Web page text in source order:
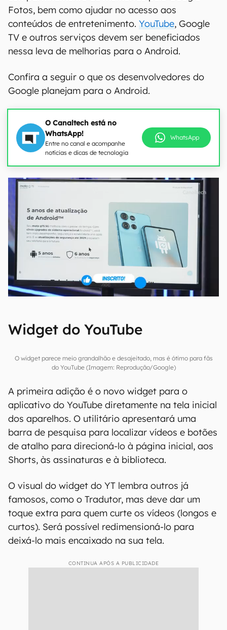
Fotos, bem como ajudar no acesso aos
conteúdos de entretenimento. YouTube, Google
TV e outros serviços devem ser beneficiados
nessa leva de melhorias para o Android.
Confira a seguir o que os desenvolvedores do
Google planejam para o Android.
O Canaltech está no
WhatsApp!
Entre no canal e acompanhe
notícias e dicas de tecnologia
WhatsApp
Widget do YouTube
O widget parece meio grandalhão e desajeitado, mas é ótimo para fãs
do YouTube (Imagem: Reprodução/Google)
A primeira adição é o novo widget para o
aplicativo do YouTube diretamente na tela inicial
dos aparelhos. O utilitário apresentará uma
barra de pesquisa para localizar vídeos e botões
de atalho para direcioná-lo à página inicial, aos
Shorts, às assinaturas e à biblioteca.
O visual do widget do YT lembra outros já
famosos, como o Tradutor, mas deve dar um
toque extra para quem curte os vídeos (longos e
curtos). Será possível redimensioná-lo para
deixá-lo mais encaixado na sua tela.
CONTINUA APÓS A PUBLICIDADE